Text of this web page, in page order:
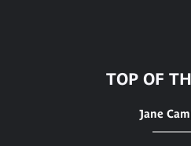
TOP OF
Jane